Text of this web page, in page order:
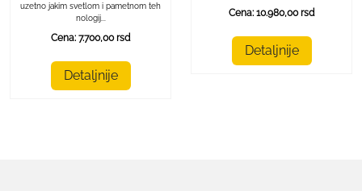
uzetno jakim svetlom i pametnom teh
nologij...
Cena: 7.700,00 rsd
Detaljnije
Cena: 10.980,00 rsd
Detaljnije